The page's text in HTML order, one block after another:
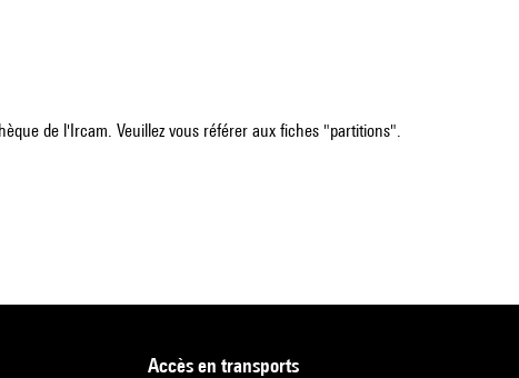
de l'Ircam. Veuillez vous référer aux fiches "partitions".
accès en transports